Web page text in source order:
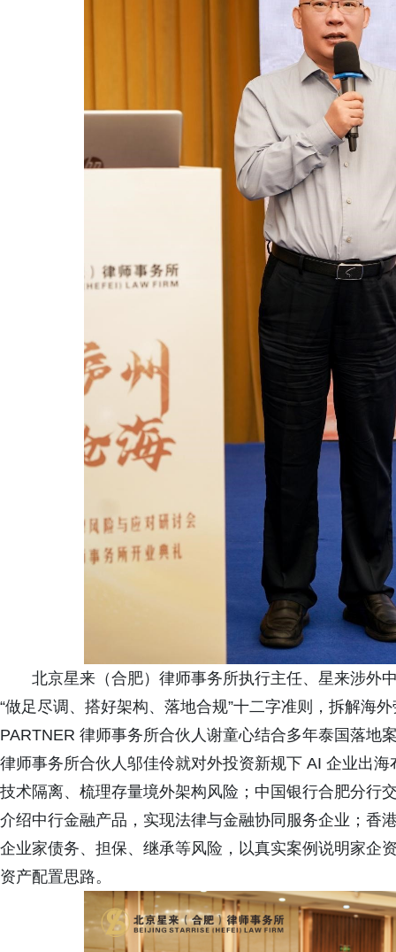
北京星来（合肥）律师事务所执行主任、星来涉外
“做足尽调、搭好架构、落地合规”十二字准则，拆解海
PARTNER 律师事务所合伙人谢童心结合多年泰国落地
律师事务所合伙人邬佳伶就对外投资新规下 AI 企业出
技术隔离、梳理存量境外架构风险；中国银行合肥分行
介绍中行金融产品，实现法律与金融协同服务企业；香
企业家债务、担保、继承等风险，以真实案例说明家企
资产配置思路。